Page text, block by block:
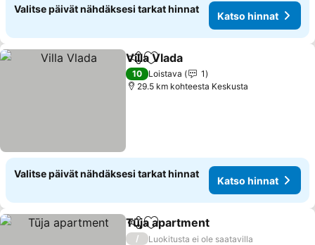
Valitse päivät nähdäksesi tarkat hinnat
Katso hinnat
Jaa Lisää suosikkeihin
Villa Vlada
10 Loistava
1
29.5 km kohteesta Keskusta
Valitse päivät nähdäksesi tarkat hinnat
Katso hinnat
Jaa Lisää suosikkeihin
Tūja apartment
/
Luokitusta ei ole saatavilla